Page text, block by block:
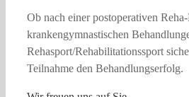
Ob nach einer postoperativen
krankengymnastischen
Rehasport/Rehabilitationssport
Teilnahme den Behandlungserfolg.